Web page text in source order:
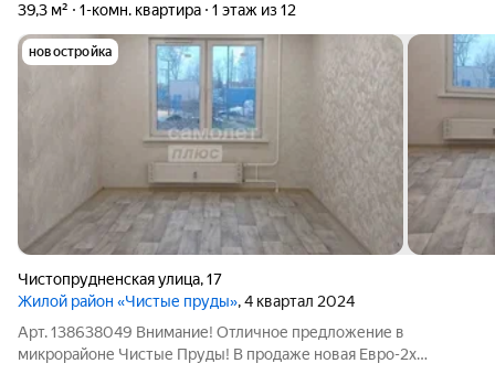
39,3 м² 1-комн. квартира 1 этаж из 12
новостройка
Чистопрудненская улица,17
Жилой район «Чистые пруды», 4 квартал 2024
Арт. 138638049 Внимание! Отличное предложение в
микрорайоне Чистые Пруды! В продаже новая Евро-2х